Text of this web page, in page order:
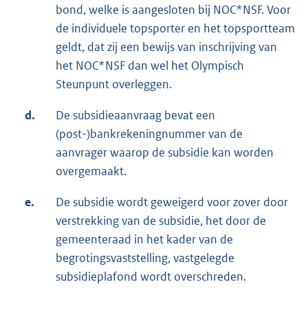
bond, welke is aangesloten bij NOC*NSF. Voor
de individuele topsporter en het topsportteam
geldt, dat zij een bewijs van inschrijving van
het NOC*NSF dan wel het Olympisch
Steunpunt overleggen.
d.
De subsidieaanvraag bevat een
(post-)bankrekeningnummer van de
aanvrager waarop de subsidie kan worden
overgemaakt.
e.
De subsidie wordt geweigerd voor zover door
verstrekking van de subsidie, het door de
gemeenteraad in het kader van de
begrotingsvaststelling, vastgelegde
subsidieplafond wordt overschreden.